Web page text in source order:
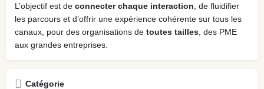
L’objectif est de connecter chaque interaction , de fluidifier
les parcours et d’offrir une expérience cohérente sur tous les
canaux, pour des organisations de toutes tailles , des PME
aux grandes entreprises.
Catégorie